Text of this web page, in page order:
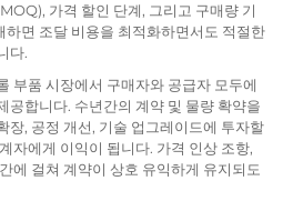
가격 할인 단계, 그리고 구매량 기
하면 조달 비용을 최적화하면서도 적절한
다.
부품 시장에서 구매자와 공급자 모두에
공합니다. 수년간의 계약 및 물량 확약을
장, 공정 개선, 기술 업그레이드에 투자할
자에게 이익이 됩니다. 가격 인상 조항,
에 걸쳐 계약이 상호 유익하게 유지되도